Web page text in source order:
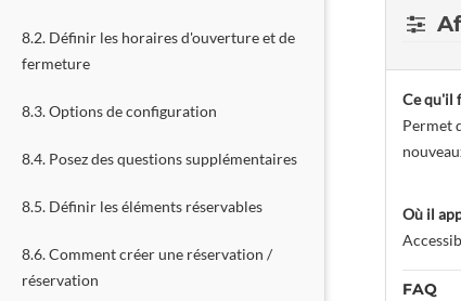
8.2. Définir les horaires d'ouverture et de
fermeture
8.3. Options de configuration
8.4. Posez des questions supplémentaires
8.5. Définir les éléments réservables
8.6. Comment créer une réservation /
réservation
Ce qu'il
Permet
Où il
FAQ